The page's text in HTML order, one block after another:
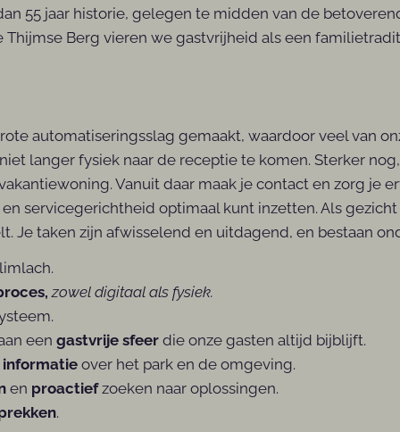
55 jaar historie, gelegen te midden van de
Berg vieren we gastvrijheid als een
automatiseringsslag gemaakt, waardoor veel van
langer fysiek naar de receptie te komen. Sterker
Vanuit daar maak je contact en zorg je
servicegerichtheid optimaal kunt inzetten. Als
Je taken zijn afwisselend en uitdagend, en bestaan
zowel digitaal als fysiek.
eengastvrije sfeer die onze gasten altijd bijblijft.
informatie over het park en de omgeving.
en proactiefzoeken naar oplossingen.
.